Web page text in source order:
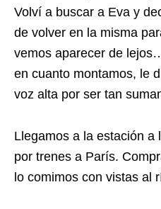
Volví a buscar a Eva y
de volver en la misma
vemos aparecer de
en cuanto montamos, le
voz alta por ser tan
Llegamos a la estación a
por trenes a París.
lo comimos con vistas al